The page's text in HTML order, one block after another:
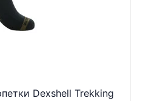
Dexshell Trekking